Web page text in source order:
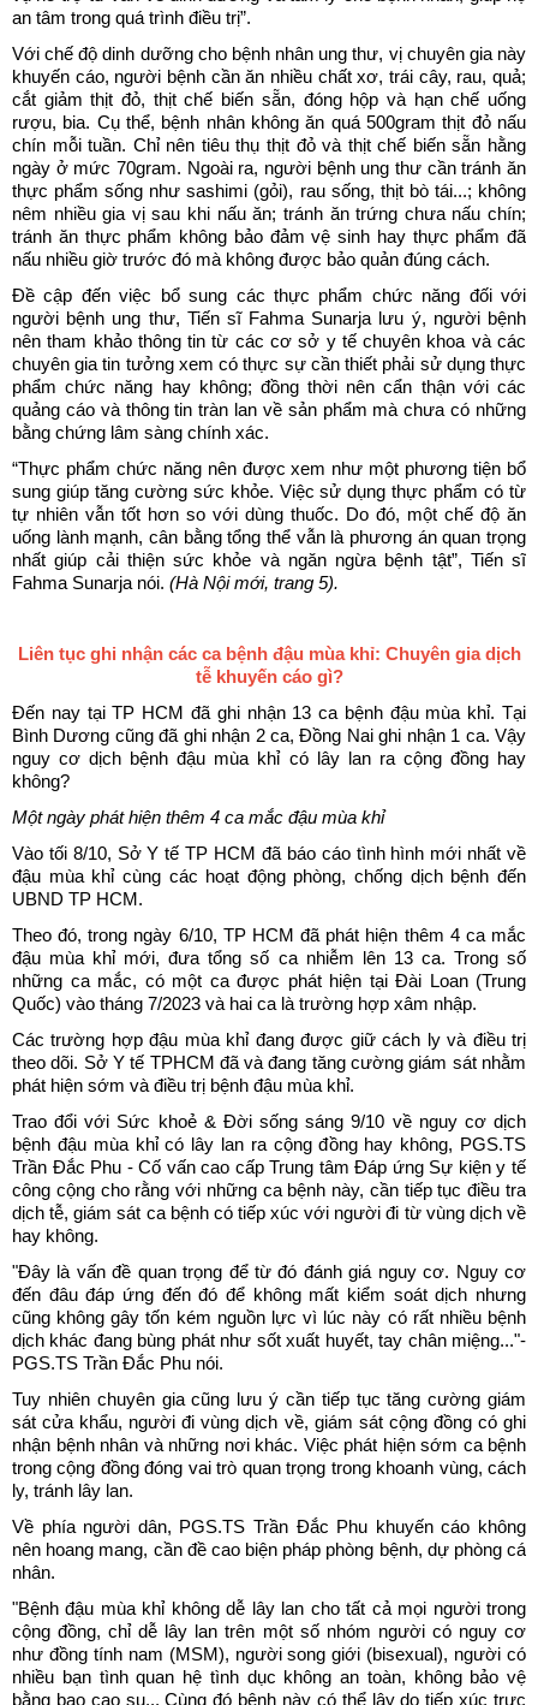
an tâm trong quá trình điều trị”.
Với chế độ dinh dưỡng cho bệnh nhân ung thư, vị chuyên gia này
khuyến cáo, người bệnh cần ăn nhiều chất xơ, trái cây, rau, quả;
cắt giảm thịt đỏ, thịt chế biến sẵn, đóng hộp và hạn chế uống
rượu, bia. Cụ thể, bệnh nhân không ăn quá 500gram thịt đỏ nấu
chín mỗi tuần. Chỉ nên tiêu thụ thịt đỏ và thịt chế biến sẵn hằng
ngày ở mức 70gram. Ngoài ra, người bệnh ung thư cần tránh ăn
thực phẩm sống như sashimi (gỏi), rau sống, thịt bò tái...; không
nêm nhiều gia vị sau khi nấu ăn; tránh ăn trứng chưa nấu chín;
tránh ăn thực phẩm không bảo đảm vệ sinh hay thực phẩm đã
nấu nhiều giờ trước đó mà không được bảo quản đúng cách.
Đề cập đến việc bổ sung các thực phẩm chức năng đối với
người bệnh ung thư, Tiến sĩ Fahma Sunarja lưu ý, người bệnh
nên tham khảo thông tin từ các cơ sở y tế chuyên khoa và các
chuyên gia tin tưởng xem có thực sự cần thiết phải sử dụng thực
phẩm chức năng hay không; đồng thời nên cẩn thận với các
quảng cáo và thông tin tràn lan về sản phẩm mà chưa có những
bằng chứng lâm sàng chính xác.
“Thực phẩm chức năng nên được xem như một phương tiện bổ
sung giúp tăng cường sức khỏe. Việc sử dụng thực phẩm có từ
tự nhiên vẫn tốt hơn so với dùng thuốc. Do đó, một chế độ ăn
uống lành mạnh, cân bằng tổng thể vẫn là phương án quan trọng
nhất giúp cải thiện sức khỏe và ngăn ngừa bệnh tật”, Tiến sĩ
Fahma Sunarja nói. (Hà Nội mới, trang 5).
Liên tục ghi nhận các ca bệnh đậu mùa khỉ: Chuyên gia dịch
tễ khuyến cáo gì?
Đến nay tại TP HCM đã ghi nhận 13 ca bệnh đậu mùa khỉ. Tại
Bình Dương cũng đã ghi nhận 2 ca, Đồng Nai ghi nhận 1 ca. Vậy
nguy cơ dịch bệnh đậu mùa khỉ có lây lan ra cộng đồng hay
không?
Một ngày phát hiện thêm 4 ca mắc đậu mùa khỉ
Vào tối 8/10, Sở Y tế TP HCM đã báo cáo tình hình mới nhất về
đậu mùa khỉ cùng các hoạt động phòng, chống dịch bệnh đến
UBND TP HCM.
Theo đó, trong ngày 6/10, TP HCM đã phát hiện thêm 4 ca mắc
đậu mùa khỉ mới, đưa tổng số ca nhiễm lên 13 ca. Trong số
những ca mắc, có một ca được phát hiện tại Đài Loan (Trung
Quốc) vào tháng 7/2023 và hai ca là trường hợp xâm nhập.
Các trường hợp đậu mùa khỉ đang được giữ cách ly và điều trị
theo dõi. Sở Y tế TPHCM đã và đang tăng cường giám sát nhằm
phát hiện sớm và điều trị bệnh đậu mùa khỉ.
Trao đổi với Sức khoẻ & Đời sống sáng 9/10 về nguy cơ dịch
bệnh đậu mùa khỉ có lây lan ra cộng đồng hay không, PGS.TS
Trần Đắc Phu - Cố vấn cao cấp Trung tâm Đáp ứng Sự kiện y tế
công cộng cho rằng với những ca bệnh này, cần tiếp tục điều tra
dịch tễ, giám sát ca bệnh có tiếp xúc với người đi từ vùng dịch về
hay không.
"Đây là vấn đề quan trọng để từ đó đánh giá nguy cơ. Nguy cơ
đến đâu đáp ứng đến đó để không mất kiểm soát dịch nhưng
cũng không gây tốn kém nguồn lực vì lúc này có rất nhiều bệnh
dịch khác đang bùng phát như sốt xuất huyết, tay chân miệng..."-
PGS.TS Trần Đắc Phu nói.
Tuy nhiên chuyên gia cũng lưu ý cần tiếp tục tăng cường giám
sát cửa khẩu, người đi vùng dịch về, giám sát cộng đồng có ghi
nhận bệnh nhân và những nơi khác. Việc phát hiện sớm ca bệnh
trong cộng đồng đóng vai trò quan trọng trong khoanh vùng, cách
ly, tránh lây lan.
Về phía người dân, PGS.TS Trần Đắc Phu khuyến cáo không
nên hoang mang, cần đề cao biện pháp phòng bệnh, dự phòng cá
nhân.
"Bệnh đậu mùa khỉ không dễ lây lan cho tất cả mọi người trong
cộng đồng, chỉ dễ lây lan trên một số nhóm người có nguy cơ
như đồng tính nam (MSM), người song giới (bisexual), người có
nhiều bạn tình quan hệ tình dục không an toàn, không bảo vệ
bằng bao cao su... Cùng đó bệnh này có thể lây do tiếp xúc trực